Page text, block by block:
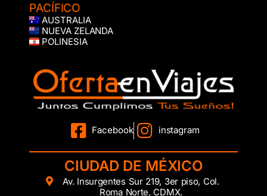
PACÍFICO
AUSTRALIA
NUEVA ZELANDA
POLINESIA
Facebook instagram
CIUDAD DE MÉXICO
Av. Insurgentes Sur 219, 3er piso, Col.
Roma Norte, CDMX.